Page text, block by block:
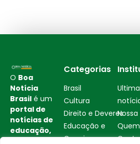
O Boa
Notícia
Brasil é um
portal de
notícias de
educação,
Categorias
Brasil
Cultura
Direito e Deveres
Educação e
Carreira
Nossa